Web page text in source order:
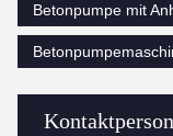
Betonpumpe mit